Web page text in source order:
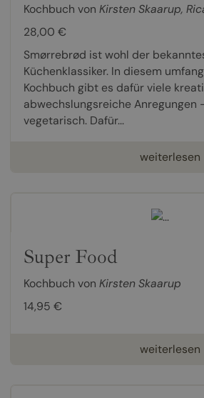
Kochbuch von Kirsten Skaarup,
28,00 €
Smørrebrød ist wohl der
Küchenklassiker. In diesem
Kochbuch gibt es dafür viele
abwechslungsreiche Anregungen
vegetarisch. Dafür...
weiterlesen
Super Food
Kochbuch von Kirsten Skaarup
14,95 €
weiterlesen